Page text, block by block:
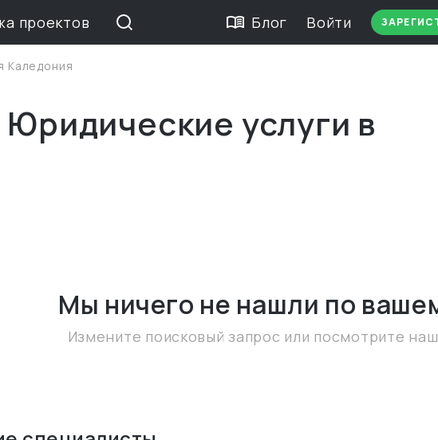
проектов Блог Войти
Каледония
услуги в
Мы ничего не нашли по
Измените поисковый запрос или посмотрите